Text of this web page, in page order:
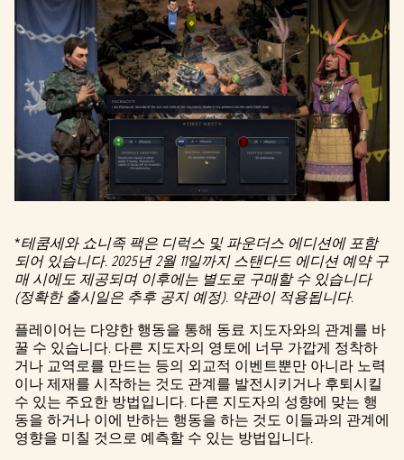
*테쿰세와 쇼니족 팩은 디럭스 및 파운더스 에디션에 포함
되어 있습니다. 2025년 2월 11일까지 스탠다드 에디션 예약 구
매 시에도 제공되며 이후에는 별도로 구매할 수 있습니다
(정확한 출시일은 추후 공지 예정). 약관이 적용됩니다.
플레이어는 다양한 행동을 통해 동료 지도자와의 관계를 바
꿀 수 있습니다. 다른 지도자의 영토에 너무 가깝게 정착하
거나 교역로를 만드는 등의 외교적 이벤트뿐만 아니라 노력
이나 제재를 시작하는 것도 관계를 발전시키거나 후퇴시킬
수 있는 주요한 방법입니다. 다른 지도자의 성향에 맞는 행
동을 하거나 이에 반하는 행동을 하는 것도 이들과의 관계에
영향을 미칠 것으로 예측할 수 있는 방법입니다.